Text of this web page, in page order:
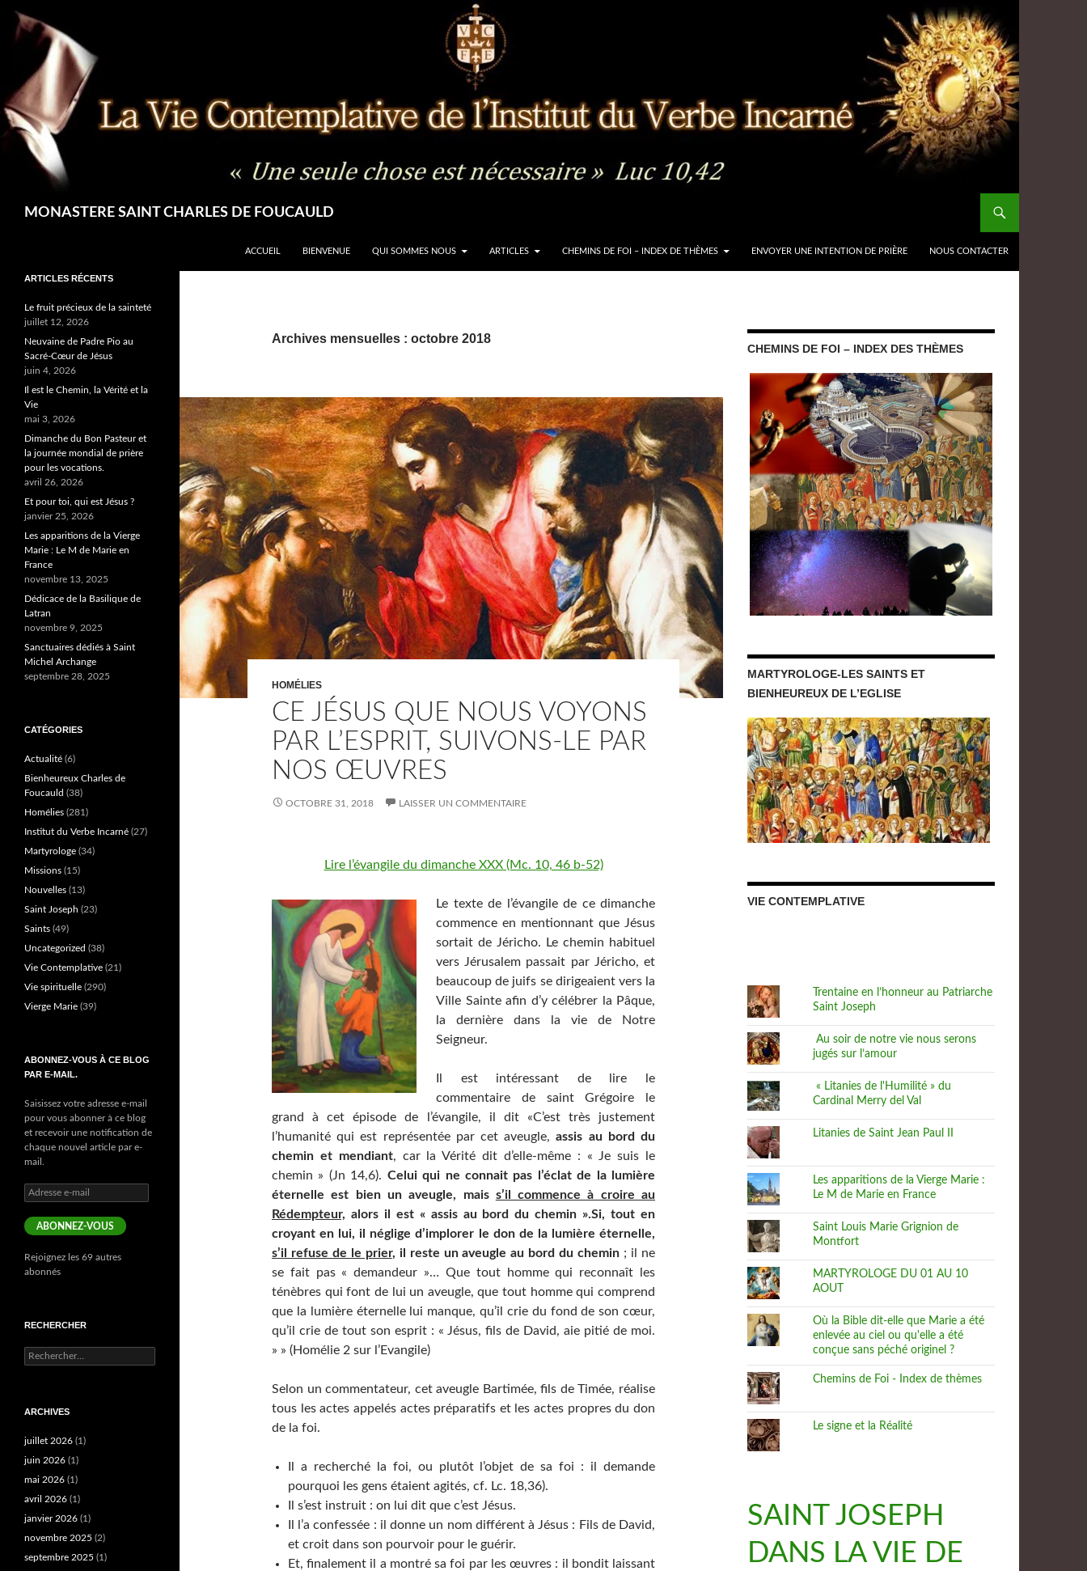
Aller
contenu
MONASTERE SAINT CHARLES DE FOUCAULD
ACCUEIL BIENVENUE QUI SOMMES NOUS ARTICLES CHEMINS DE FOI – INDEX DE THÈMES ENVOYER UNE INTENTION DE PRIÈRE NOUS CONTACTER
Archives mensuelles : octobre 2018
HOMÉLIES
CE JÉSUS QUE NOUS VOYONS
PAR L’ESPRIT, SUIVONS-LE PAR
NOS ŒUVRES
OCTOBRE 31, 2018 LAISSER UN COMMENTAIRE
Lire l’évangile du dimanche XXX (Mc. 10, 46 b-52)
Le texte de l’évangile de ce dimanche
commence en mentionnant que Jésus
sortait de Jéricho. Le chemin habituel
vers Jérusalem passait par Jéricho, et
beaucoup de juifs se dirigeaient vers la
Ville Sainte afin d’y célébrer la Pâque,
la dernière dans la vie de Notre
Seigneur.
Il est intéressant de lire le
commentaire de saint Grégoire le
grand à cet épisode de l’évangile, il dit «C’est très justement
l’humanité qui est représentée par cet aveugle,assis au bord du
chemin et mendiant, car la Vérité dit d’elle-même : « Je suis le
chemin » (Jn 14,6). Celui qui ne connait pas l’éclat de la lumière
éternelle est bien un aveugle, mais s’il commence à croire au
Rédempteur, alors il est « assis au bord du chemin ».Si, tout en
croyant en lui, il néglige d’implorer le don de la lumière éternelle,
s’il refuse de le prier, il reste un aveugle au bord du chemin ; il ne
se fait pas « demandeur »… Que tout homme qui reconnaît les
ténèbres qui font de lui un aveugle, que tout homme qui comprend
que la lumière éternelle lui manque, qu’il crie du fond de son cœur,
qu’il crie de tout son esprit : « Jésus, fils de David, aie pitié de moi.
» » (Homélie 2 sur l’Evangile)
Selon un commentateur, cet aveugle Bartimée, fils de Timée, réalise
tous les actes appelés actes préparatifs et les actes propres du don
de la foi.
Il a recherché la foi, ou plutôt l’objet de sa foi : il demande
pourquoi les gens étaient agités, cf. Lc. 18,36).
Il s’est instruit : on lui dit que c’est Jésus.
Il l’a confessée : il donne un nom différent à Jésus : Fils de David,
et croit dans son pourvoir pour le guérir.
Et, finalement il a montré sa foi par les œuvres : il bondit laissant
CHEMINS DE FOI – INDEX DES THÈMES
MARTYROLOGE-LES SAINTS ET
BIENHEUREUX DE L’EGLISE
VIE CONTEMPLATIVE
Trentaine en l’honneur au Patriarche
Saint Joseph
Au soir de notre vie nous serons
jugés sur l’amour
« Litanies de l'Humilité » du
Cardinal Merry del Val
Litanies de Saint Jean Paul II
Les apparitions de la Vierge Marie :
Le M de Marie en France
Saint Louis Marie Grignion de
Montfort
MARTYROLOGE DU 01 AU 10
AOUT
Où la Bible dit-elle que Marie a été
enlevée au ciel ou qu'elle a été
conçue sans péché originel ?
Chemins de Foi - Index de thèmes
Le signe et la Réalité
SAINT JOSEPH
DANS LA VIE DE
ARTICLES RÉCENTS
Le fruit précieux de la sainteté
juillet 12, 2026
Neuvaine de Padre Pio au
Sacré-Cœur de Jésus
juin 4, 2026
Il est le Chemin, la Vérité et la
Vie
mai 3, 2026
Dimanche du Bon Pasteur et
la journée mondial de prière
pour les vocations.
avril 26, 2026
Et pour toi, qui est Jésus ?
janvier 25, 2026
Les apparitions de la Vierge
Marie : Le M de Marie en
France
novembre 13, 2025
Dédicace de la Basilique de
Latran
novembre 9, 2025
Sanctuaires dédiés à Saint
Michel Archange
septembre 28, 2025
CATÉGORIES
Actualité (6)
Bienheureux Charles de
Foucauld (38)
Homélies (281)
Institut du Verbe Incarné (27)
Martyrologe (34)
Missions (15)
Nouvelles (13)
Saint Joseph (23)
Saints (49)
Uncategorized (38)
Vie Contemplative (21)
Vie spirituelle (290)
Vierge Marie (39)
ABONNEZ-VOUS À CE BLOG
PAR E-MAIL.
Saisissez votre adresse e-mail
pour vous abonner à ce blog
et recevoir une notification de
chaque nouvel article par e-
mail.
Adresse
e-
mail
ABONNEZ-VOUS
Rejoignez les 69 autres
abonnés
RECHERCHER
Rechercher :
ARCHIVES
juillet 2026 (1)
juin 2026 (1)
mai 2026 (1)
avril 2026 (1)
janvier 2026 (1)
novembre 2025 (2)
septembre 2025 (1)